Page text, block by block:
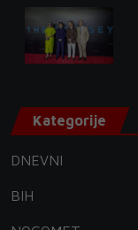
Kategorije
DNEVNI
BIH